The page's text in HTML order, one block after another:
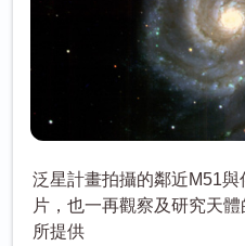
泛星計畫拍攝的鄰近M51
片，也一再觀察及研究天
所提供